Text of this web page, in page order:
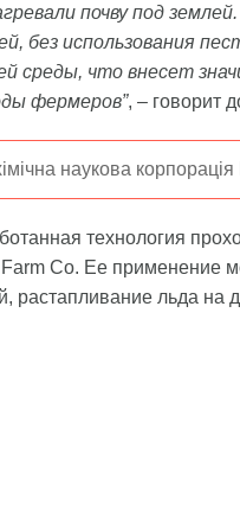
почву под
без использования
среды, что внесет
фермеров”, – говорит
наукова
технология
Co. Ее применение
растапливание льда на